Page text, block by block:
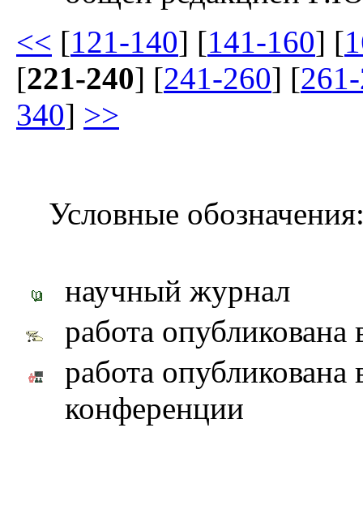
<< [121-140] [141-160] [
[221-240] [241-260] [
340] >>
Условные
научный журнал
работа
работа опубликована
конференции